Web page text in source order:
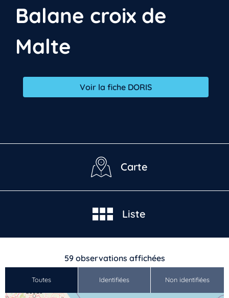
Balane croix de
Malte
Voir la fiche DORIS
Carte
Liste
59observations affichées
Toutes Identifiées Non identifiées